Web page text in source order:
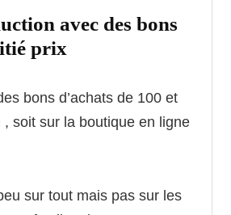
avec des bons
prix
bons d’achats de 100 et
soit sur la boutique en ligne
sur tout mais pas sur les